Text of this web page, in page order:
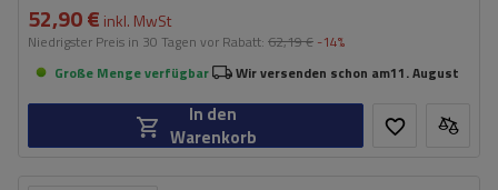
52,90 € inkl. MwSt
Niedrigster Preis in 30 Tagen vor Rabatt: 62,19 € -14%
Große Menge verfügbar
Wir versenden schon am11. August
In den
Warenkorb